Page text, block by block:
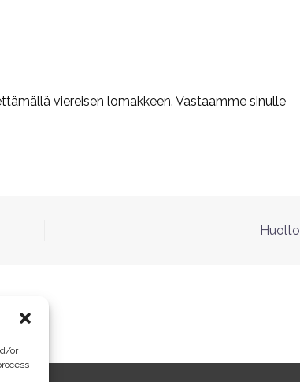
or
viereisen lomakkeen. Vastaamme sinulle
Huolto